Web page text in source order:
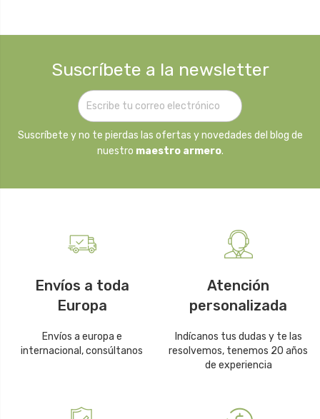
Suscríbete a la newsletter
Suscríbete y no te pierdas las ofertas y novedades del blog de
nuestro maestro armero.
Envíos a toda
Europa
Envíos a europa e
internacional, consúltanos
Atención
personalizada
Indícanos tus dudas y te las
resolvemos, tenemos 20 años
de experiencia